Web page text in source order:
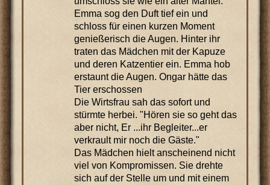
Emma sog den Duft tief ein und
schloss für einen kurzen Moment
genießerisch die Augen. Hinter ihr
traten das Mädchen mit der Kapuze
und deren Katzentier ein. Emma hob
erstaunt die Augen. Ongar hätte das
Tier erschossen
Die Wirtsfrau sah das sofort und
stürmte herbei. "Hören sie so geht das
aber nicht, Er ...ihr Begleiter...er
verkrault mir noch die Gäste."
Das Mädchen hielt anscheinend nicht
viel von Kompromissen. Sie drehte
sich auf der Stelle um und mit einem